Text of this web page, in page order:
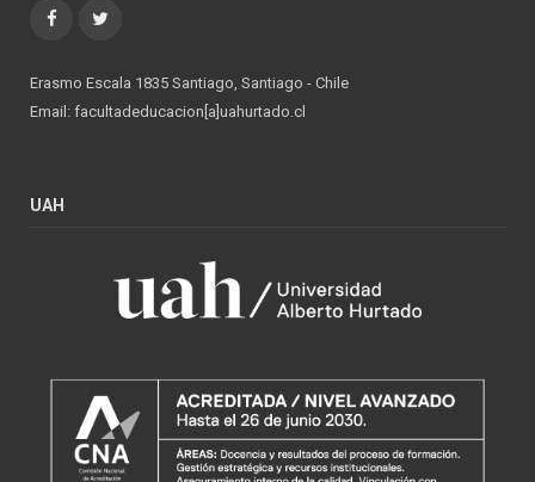
Facebook
Erasmo Escala 1835 Santiago, Santiago - Chile
Email: facultadeducacion[a]uahurtado.cl
UAH